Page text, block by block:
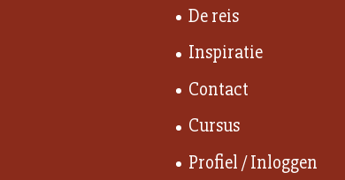
De reis
Inspiratie
Contact
Cursus
Profiel / Inloggen